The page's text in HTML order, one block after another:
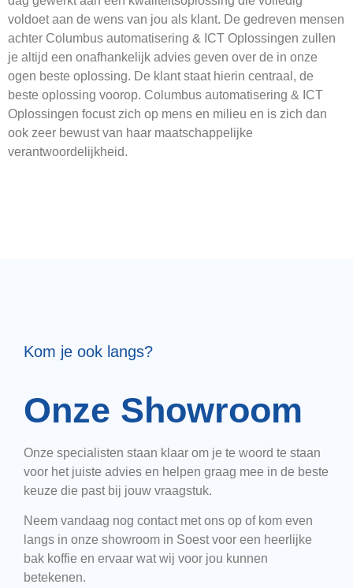
voldoet aan de wens van jou als klant. De gedreven mensen
achter Columbus automatisering & ICT Oplossingen zullen
je altijd een onafhankelijk advies geven over de in onze
ogen beste oplossing. De klant staat hierin centraal, de
beste oplossing voorop. Columbus automatisering & ICT
Oplossingen focust zich op mens en milieu en is zich dan
ook zeer bewust van haar maatschappelijke
verantwoordelijkheid.
Kom je ook langs?
Onze Showroom
Onze specialisten staan klaar om je te woord te staan
voor het juiste advies en helpen graag mee in de beste
keuze die past bij jouw vraagstuk.
Neem vandaag nog contact met ons op of kom even
langs in onze showroom in Soest voor een heerlijke
bak koffie en ervaar wat wij voor jou kunnen
betekenen.